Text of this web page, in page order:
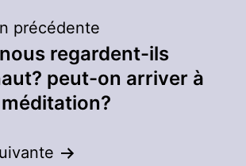
précédente
regardent-ils
peut-on arriver à